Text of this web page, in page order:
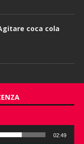
coca cola
02:49